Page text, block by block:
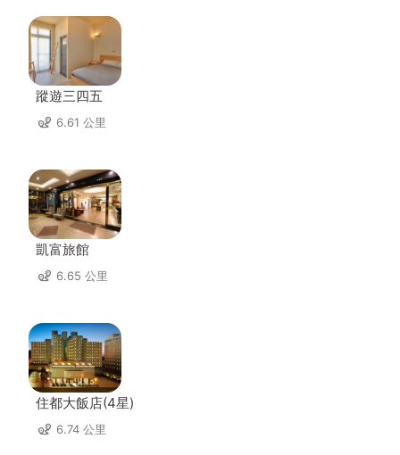
蹤遊三四五
6.61 公里
凱富旅館
6.65 公里
住都大飯店(4星)
6.74 公里